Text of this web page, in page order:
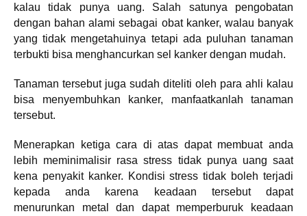
kalau tidak punya uang. Salah satunya pengobatan
dengan bahan alami sebagai obat kanker, walau banyak
yang tidak mengetahuinya tetapi ada puluhan tanaman
terbukti bisa menghancurkan sel kanker dengan mudah.
Tanaman tersebut juga sudah diteliti oleh para ahli kalau
bisa menyembuhkan kanker, manfaatkanlah tanaman
tersebut.
Menerapkan ketiga cara di atas dapat membuat anda
lebih meminimalisir rasa stress tidak punya uang saat
kena penyakit kanker. Kondisi stress tidak boleh terjadi
kepada anda karena keadaan tersebut dapat
menurunkan metal dan dapat memperburuk keadaan